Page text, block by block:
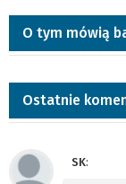
O tym mówią
Ostatnie
SK: